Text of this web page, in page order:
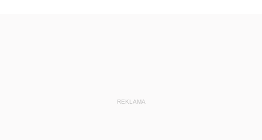
REKLAMA